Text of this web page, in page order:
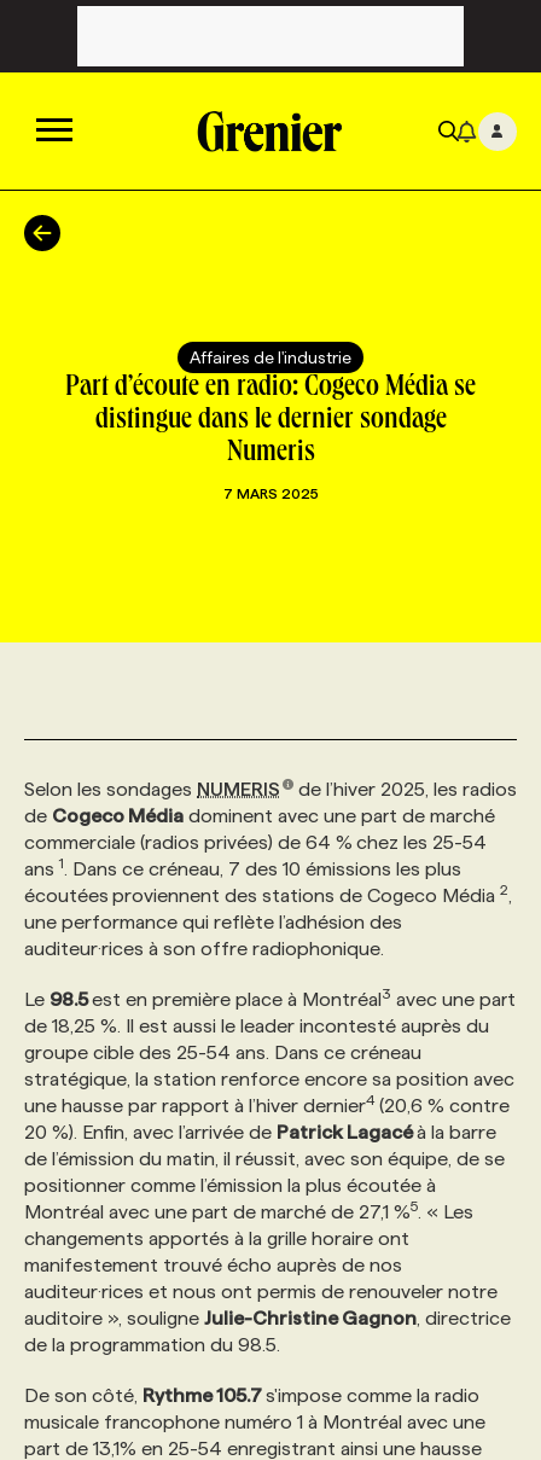
ACTUALITÉS
TOUTES LES CATÉGORIES
CAMPAGNES ET CRÉATIVITÉ
PRIX ET DISTINCTIONS
TENDANCES
CHRONIQUES
TOUTES LES CHRONIQUES
GEO/SEO
ÉVÉNEMENTIEL
FORFAITS ABONNEMENT
VOIR TOUTES LES PARUTIONS
INFOLETTRES
INFOLETTRE EN BREF
FAQ
ANNONCEZ AVEC NOUS
FORMATIONS PERSONNALISÉES
NOS FORMATEUR‧RICES
POURQUOI CHOISIR NOS FORMATIONS
NOS TARIFS
PROGRAMMES DE SUBVENTIONS
FAQ
ANNONCEZ AVEC NOUS
NOS TARIFS
NOS EXPERTISES
FAQ
ANNONCEZ AVEC NOUS
Affaires de l'industrie
Part d’écoute en radio: Cogeco Média se
distingue dans le dernier sondage
Numeris
7 MARS 2025
Selon les sondages NUMERIS
de l’hiver 2025, les radios
de Cogeco Média dominent avec une part de marché
commerciale (radios privées) de 64 % chez les 25-54
ans 1
. Dans ce créneau, 7 des 10 émissions les plus
écoutées proviennent des stations de Cogeco Média 2
une performance qui reflète l’adhésion des
auditeur·rices à son offre radiophonique.
Le 98.5est en première place à Montréal3 avec une part
de 18,25 %. Il est aussi le leader incontesté auprès du
groupe cible des 25-54 ans. Dans ce créneau
stratégique, la station renforce encore sa position avec
une hausse par rapport à l’hiver dernier4 (20,6 % contre
20 %). Enfin, avec l’arrivée de Patrick Lagacéà la barre
de l’émission du matin, il réussit, avec son équipe, de se
positionner comme l’émission la plus écoutée à
Montréal avec une part de marché de 27,1 %5
. « Les
changements apportés à la grille horaire ont
manifestement trouvé écho auprès de nos
auditeur·rices et nous ont permis de renouveler notre
auditoire », souligne Julie-Christine Gagnon , directrice
de la programmation du 98.5.
De son côté, Rythme 105.7s'impose comme la radio
musicale francophone numéro 1 à Montréal avec une
part de 13,1% en 25-54 enregistrant ainsi une hausse